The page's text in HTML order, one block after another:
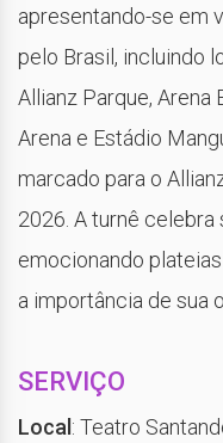
apresentando-se em
pelo Brasil, incluindo
Allianz Parque, Arena
Arena e Estádio
marcado para o
2026. A turnê celebra
emocionando
a importância de sua
SERVIÇO
Local: Teatro